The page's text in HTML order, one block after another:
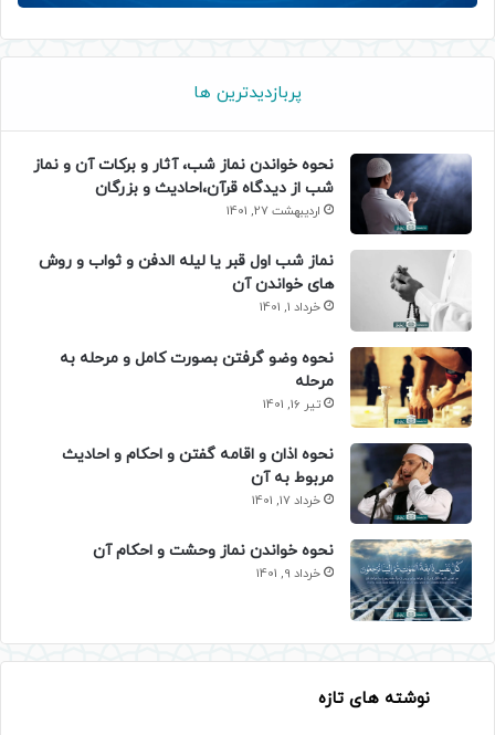
پربازدیدترین ها
نحوه خواندن نماز شب، آثار و برکات آن و نماز
شب از دیدگاه قرآن،احادیث و بزرگان
اردیبهشت 27, 1401
نماز شب اول قبر یا لیله الدفن و ثواب و روش
های خواندن آن
خرداد 1, 1401
نحوه وضو گرفتن بصورت کامل و مرحله به
مرحله
تیر 16, 1401
نحوه اذان و اقامه گفتن و احکام و احادیث
مربوط به آن
خرداد 17, 1401
نحوه خواندن نماز وحشت و احکام آن
خرداد 9, 1401
نوشته های تازه